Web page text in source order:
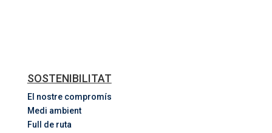
SOSTENIBILITAT
El nostre compromís
Medi ambient
Full de ruta